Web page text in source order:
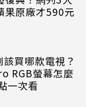
果原廠才590元
買哪款電視？
RGB螢幕怎麼
一次看